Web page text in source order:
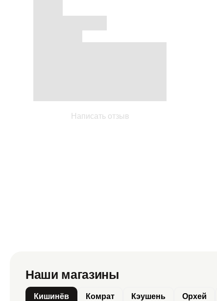
Написать отзыв
Наши магазины
Кишинёв Комрат Кэушень Орхей